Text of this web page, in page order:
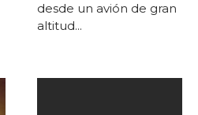
desde un avión de gran
altitud...